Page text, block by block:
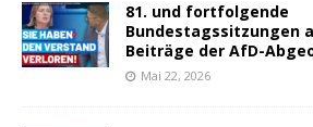
81. und fortfolgende
Bundestagssitzungen
Beiträge der AfD-
Mai 22, 2026